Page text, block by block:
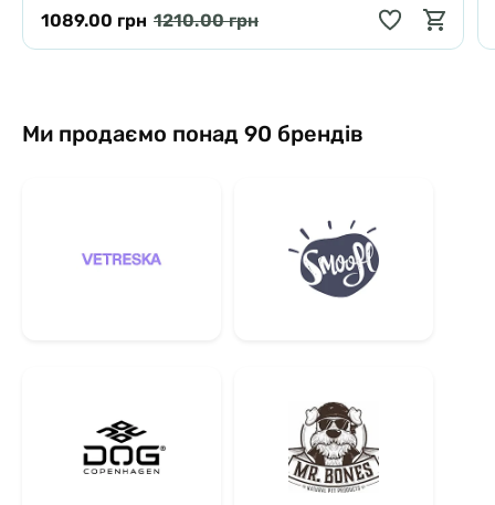
1089.00 грн 1210.00 грн
Ми продаємо понад 90 брендів